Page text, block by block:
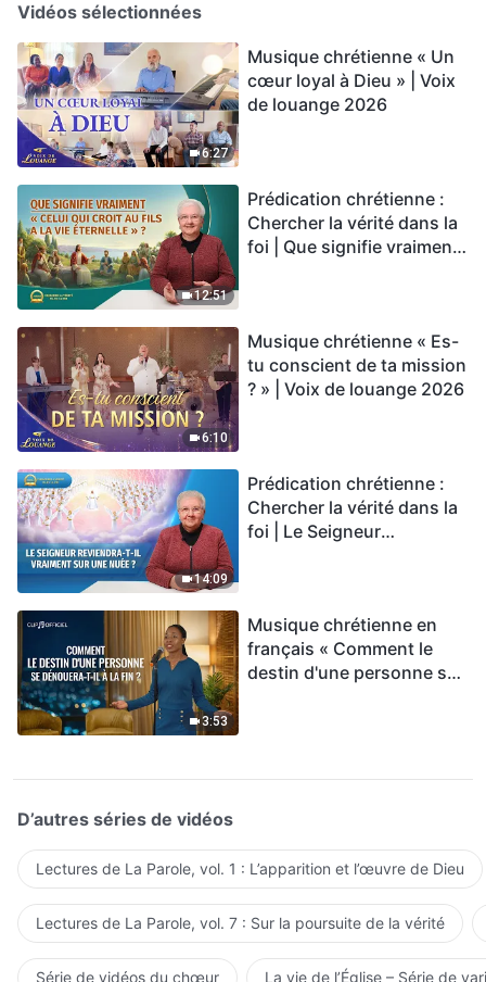
Vidéos sélectionnées
6:27
Musique chrétienne « Un
cœur loyal à Dieu » | Voix
de louange 2026
12:51
Prédication chrétienne :
Chercher la vérité dans la
foi | Que signifie vraiment
6:10
Musique chrétienne « Es-
tu conscient de ta mission
? » | Voix de louange 2026
14:09
Prédication chrétienne :
Chercher la vérité dans la
foi | Le Seigneur
3:53
Musique chrétienne en
français « Comment le
destin d'une personne se
D’autres séries de vidéos
Lectures de La Parole, vol. 1 : L’apparition et l’œuvre de Dieu
Lectures de La Parole, vol. 7 : Sur la poursuite de la vérité
Série de vidéos du chœur La vie de l’Église – Série de